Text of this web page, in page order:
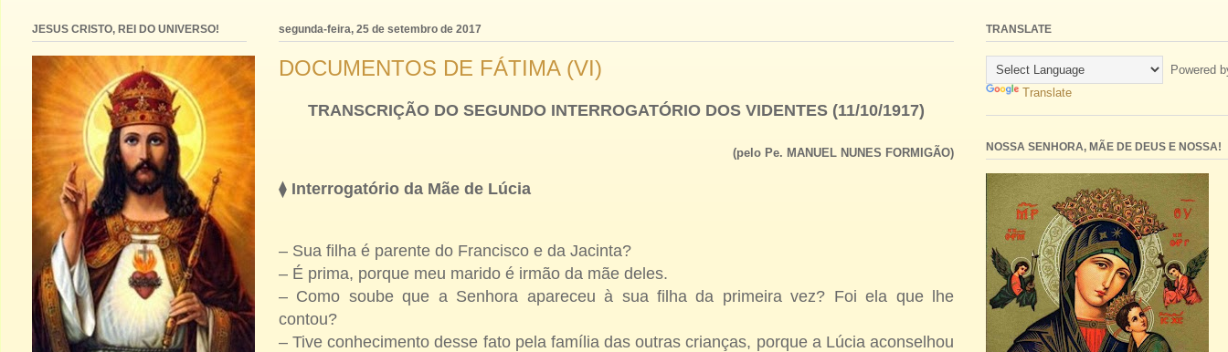
segunda-feira, 25 de setembro de 2017
DOCUMENTOS DE FÁTIMA (VI)
TRANSCRIÇÃO DO SEGUNDO INTERROGATÓRIO DOS VIDENTES (11/10/1917)
(pelo Pe. MANUEL NUNES FORMIGÃO)
⧫ Interrogatório da Mãe de Lúcia
– Sua filha é parente do Francisco e da Jacinta?
– É prima, porque meu marido é irmão da mãe deles.
– Como soube que a Senhora apareceu à sua filha da primeira vez? Foi ela que lhe
contou?
– Tive conhecimento desse fato pela família das outras crianças, porque a Lúcia aconselhou
JESUS CRISTO, REI DO UNIVERSO! TRANSLATE
Powered
Translate
NOSSA SENHORA, MÃE DE DEUS E NOSSA!